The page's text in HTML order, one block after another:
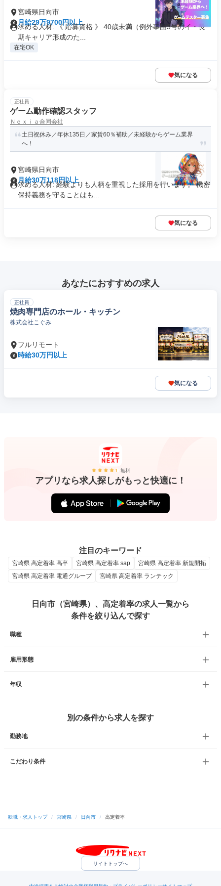
宮崎県日向市
月給29万9700円以上
求める人材: 《 応募資格 》 40歳未満（例外事由3号のイ・長
期キャリア形成のた...
在宅OK
気になる
正社員
ゲーム動作確認スタッフ
Ｎｅｘｉａ合同会社
土日祝休み／年休135日／家賃60％補助／未経験からゲーム業界
へ！
宮崎県日向市
月給30万118円以上
求める人材: 経験よりも人柄を重視した採用を行います。 機密
保持義務を守ることはも...
気になる
あなたにおすすめの求人
正社員
焼肉専門店のホール・キッチン
株式会社こぐみ
フルリモート
時給30万円以上
気になる
無料
アプリなら求人探しがもっと快適に！
注目のキーワード
宮崎県 高定着率 高卒 宮崎県 高定着率 sap
宮崎県 高定着率 新規開拓
宮崎県 高定着率 電通グループ
宮崎県 高定着率 ランテック
日向市（宮崎県）、高定着率の求人一覧から
条件を絞り込んで探す
職種
雇用形態
年収
別の条件から求人を探す
勤務地
こだわり条件
転職・求人トップ / 宮崎県 / 日向市 / 高定着率
サイトトップへ